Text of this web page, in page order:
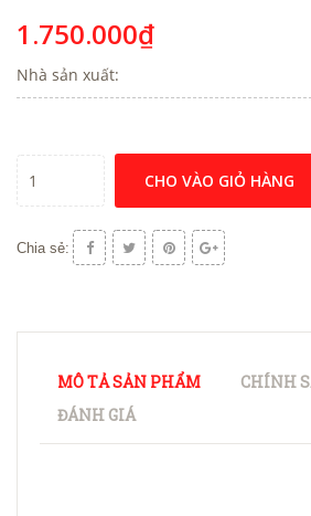
1.750.000₫
Nhà sản xuất:
CHO VÀO GIỎ HÀNG
Chia sẻ:
MÔ TẢ SẢN PHẨM
CHÍNH
ĐÁNH GIÁ